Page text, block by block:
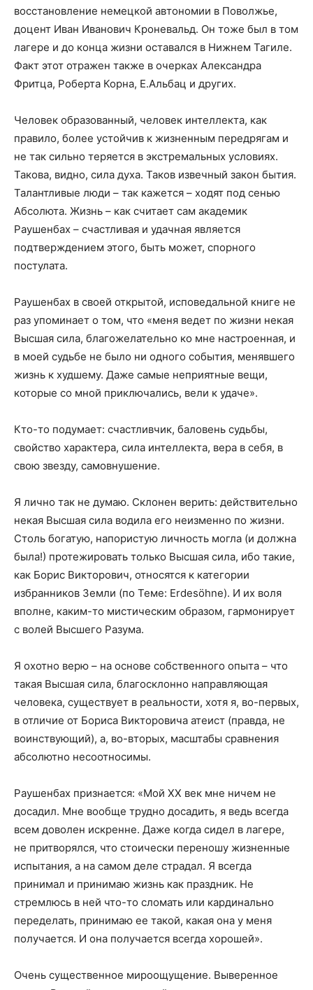
восстановление немецкой автономии в Поволжье,
доцент Иван Иванович Кроневальд. Он тоже был в том
лагере и до конца жизни оставался в Нижнем Тагиле.
Факт этот отражен также в очерках Александра
Фритца, Роберта Корна, Е.Альбац и других.
Человек образованный, человек интеллекта, как
правило, более устойчив к жизненным передрягам и
не так сильно теряется в экстремальных условиях.
Такова, видно, сила духа. Таков извечный закон бытия.
Талантливые люди – так кажется – ходят под сенью
Абсолюта. Жизнь – как считает сам академик
Раушенбах – счастливая и удачная является
подтверждением этого, быть может, спорного
постулата.
Раушенбах в своей открытой, исповедальной книге не
раз упоминает о том, что «меня ведет по жизни некая
Высшая сила, благожелательно ко мне настроенная, и
в моей судьбе не было ни одного события, менявшего
жизнь к худшему. Даже самые неприятные вещи,
которые со мной приключались, вели к удаче».
Кто-то подумает: счастливчик, баловень судьбы,
свойство характера, сила интеллекта, вера в себя, в
свою звезду, самовнушение.
Я лично так не думаю. Склонен верить: действительно
некая Высшая сила водила его неизменно по жизни.
Столь богатую, напористую личность могла (и должна
была!) протежировать только Высшая сила, ибо такие,
как Борис Викторович, относятся к категории
избранников Земли (по Теме: Erdesöhne). И их воля
вполне, каким-то мистическим образом, гармонирует
с волей Высшего Разума.
Я охотно верю – на основе собственного опыта – что
такая Высшая сила, благосклонно направляющая
человека, существует в реальности, хотя я, во-первых,
в отличие от Бориса Викторовича атеист (правда, не
воинствующий), а, во-вторых, масштабы сравнения
абсолютно несоотносимы.
Раушенбах признается: «Мой ХХ век мне ничем не
досадил. Мне вообще трудно досадить, я ведь всегда
всем доволен искренне. Даже когда сидел в лагере,
не притворялся, что стоически переношу жизненные
испытания, а на самом деле страдал. Я всегда
принимал и принимаю жизнь как праздник. Не
стремлюсь в ней что-то сломать или кардинально
переделать, принимаю ее такой, какая она у меня
получается. И она получается всегда хорошей».
Очень существенное мироощущение. Выверенное